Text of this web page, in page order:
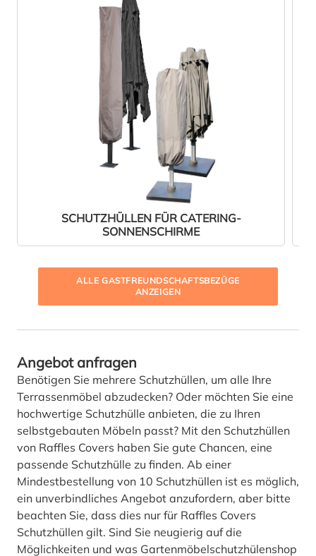
SCHUTZHÜLLEN FÜR CATERING-
SONNENSCHIRME
ALLE GASTFREUNDSCHAFTSBEZÜGE
ANZEIGEN
Angebot anfragen
Benötigen Sie mehrere Schutzhüllen, um alle Ihre
Terrassenmöbel abzudecken? Oder möchten Sie eine
hochwertige Schutzhülle anbieten, die zu Ihren
selbstgebauten Möbeln passt? Mit den Schutzhüllen
von Raffles Covers haben Sie gute Chancen, eine
passende Schutzhülle zu finden. Ab einer
Mindestbestellung von 10 Schutzhüllen ist es möglich,
ein unverbindliches Angebot anzufordern, aber bitte
beachten Sie, dass dies nur für Raffles Covers
Schutzhüllen gilt. Sind Sie neugierig auf die
Möglichkeiten und was Gartenmöbelschutzhülenshop